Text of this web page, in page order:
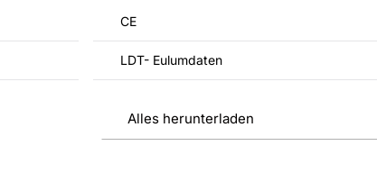
CE
LDT- Eulumdaten
Alles herunterladen